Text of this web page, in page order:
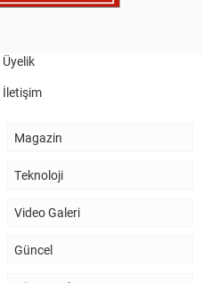
MÜDÜRÜMÜZE HAYIRLI OLSUN
Üyelik
İletişim
Magazin
Teknoloji
Video Galeri
Güncel